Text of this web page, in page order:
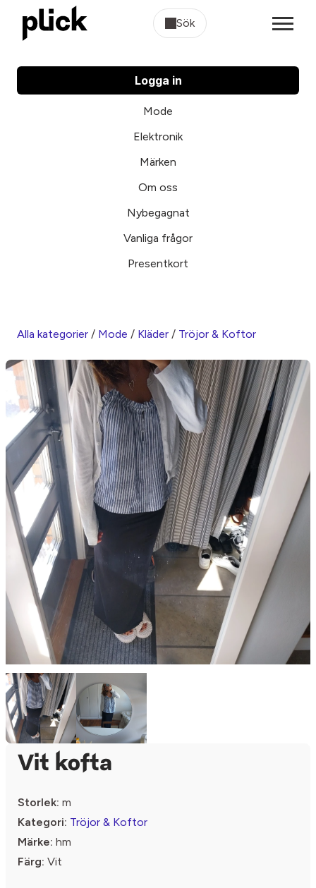
Sök
Logga in
Mode
Elektronik
Märken
Om oss
Nybegagnat
Vanliga frågor
Presentkort
Alla kategorier / Mode / Kläder / Tröjor & Koftor
Vit kofta
Storlek: m
Kategori: Tröjor & Koftor
Märke: hm
Färg: Vit